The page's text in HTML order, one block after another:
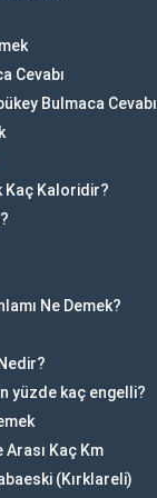
Cevabı
Bulmaca Cevabı
Kaç Kaloridir?
Ne Demek?
yüzde kaç engelli?
Kaç Km
(Kırklareli)